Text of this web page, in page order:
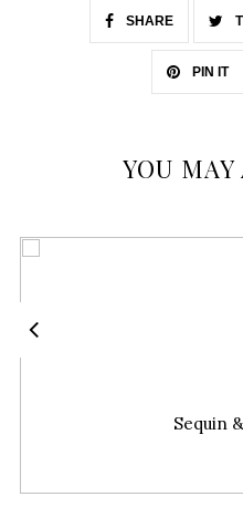
SHARE
PIN IT
YOU
Sequin